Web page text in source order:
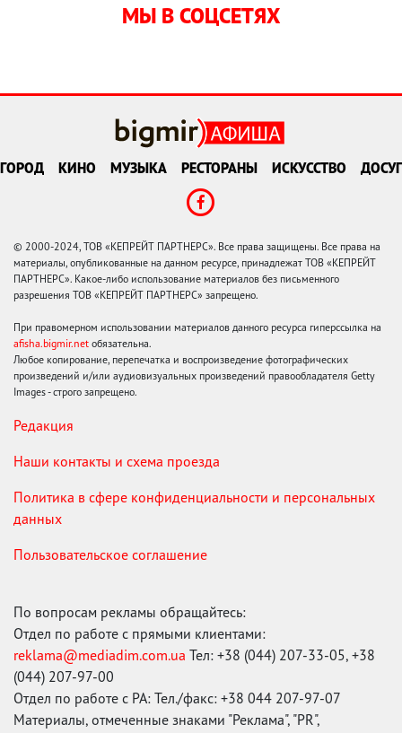
МЫ В СОЦСЕТЯХ
ГОРОД КИНО МУЗЫКА РЕСТОРАНЫ ИСКУССТВО ДОСУГ
© 2000-2024, ТОВ «КЕПРЕЙТ ПАРТНЕРС». Все права защищены. Все права на
материалы, опубликованные на данном ресурсе, принадлежат ТОВ «КЕПРЕЙТ
ПАРТНЕРС». Какое-либо использование материалов без письменного
разрешения ТОВ «КЕПРЕЙТ ПАРТНЕРС» запрещено.
При правомерном использовании материалов данного ресурса гиперссылка на
afisha.bigmir.net обязательна.
Любое копирование, перепечатка и воспроизведение фотографических
произведений и/или аудиовизуальных произведений правообладателя Getty
Images - строго запрещено.
Редакция
Наши контакты и схема проезда
Политика в сфере конфиденциальности и персональных
данных
Пользовательское соглашение
По вопросам рекламы обращайтесь:
Отдел по работе с прямыми клиентами:
reklama@mediadim.com.ua Тел: +38 (044) 207-33-05, +38
(044) 207-97-00
Отдел по работе с РА: Тел./факс: +38 044 207-97-07
Материалы, отмеченные знаками "Реклама", "PR",